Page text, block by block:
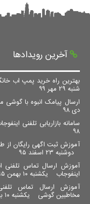
آخرین رویدادها
بهترین راه خرید پمپ اب
شنبه ۲۹ مهر ۹۹
ارسال پیامک انبوه با گوشی
دی ۹۸
سامانه بازاریابی تلفنی
۹۸
آموزش ثبت اگهی رایگان از
دوشنبه ۲۳ اسفند ۹۵
آموزش ارسال تماس تلفنی
اینفوجاب یکشنبه ۱۰ بهمن ۹۵
آموزش ارسال تماس
مخاطبین گوشی یکشنبه ۱۰ بهمن ۹۵